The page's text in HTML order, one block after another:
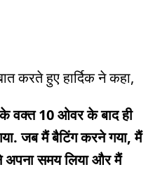
करते हुए हार्दिक ने कहा,
वक्त 10 ओवर के बाद ही
जब मैं बैटिंग करने गया, मैं
अपना समय लिया और मैं